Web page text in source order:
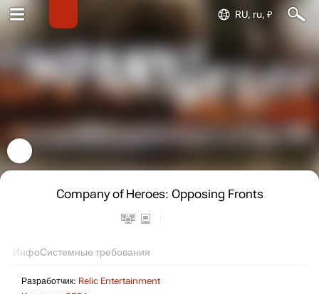
RU, ru, ₽
Company of Heroes: Opposing Fronts
ИнфоСистемные требования
Разработчик: Relic Entertainment